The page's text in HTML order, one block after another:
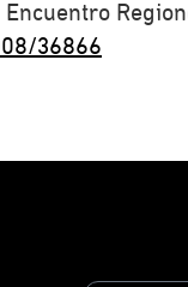
36866